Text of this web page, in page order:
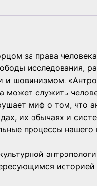
за права
исследования,
шовинизмом.
может служить
миф о том, что
их обычаях и
процессы
историей